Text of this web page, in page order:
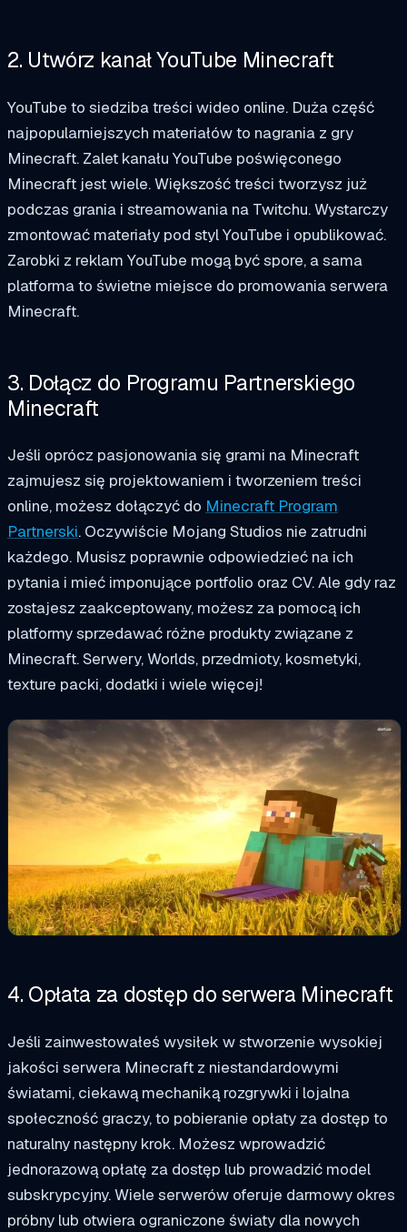
2. Utwórz kanał YouTube Minecraft
YouTube to siedziba treści wideo online. Duża część
najpopularniejszych materiałów to nagrania z gry
Minecraft. Zalet kanału YouTube poświęconego
Minecraft jest wiele. Większość treści tworzysz już
podczas grania i streamowania na Twitchu. Wystarczy
zmontować materiały pod styl YouTube i opublikować.
Zarobki z reklam YouTube mogą być spore, a sama
platforma to świetne miejsce do promowania serwera
Minecraft.
3. Dołącz do Programu Partnerskiego
Minecraft
Jeśli oprócz pasjonowania się grami na Minecraft
zajmujesz się projektowaniem i tworzeniem treści
online, możesz dołączyć do Minecraft Program
Partnerski. Oczywiście Mojang Studios nie zatrudni
każdego. Musisz poprawnie odpowiedzieć na ich
pytania i mieć imponujące portfolio oraz CV. Ale gdy raz
zostajesz zaakceptowany, możesz za pomocą ich
platformy sprzedawać różne produkty związane z
Minecraft. Serwery, Worlds, przedmioty, kosmetyki,
texture packi, dodatki i wiele więcej!
4. Opłata za dostęp do serwera Minecraft
Jeśli zainwestowałeś wysiłek w stworzenie wysokiej
jakości serwera Minecraft z niestandardowymi
światami, ciekawą mechaniką rozgrywki i lojalna
społeczność graczy, to pobieranie opłaty za dostęp to
naturalny następny krok. Możesz wprowadzić
jednorazową opłatę za dostęp lub prowadzić model
subskrypcyjny. Wiele serwerów oferuje darmowy okres
próbny lub otwiera ograniczone światy dla nowych